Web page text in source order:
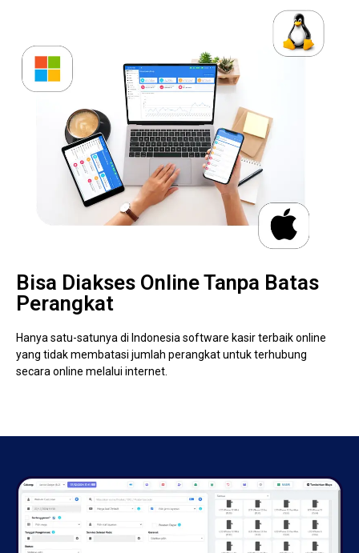
Bisa Diakses Online Tanpa Batas
Perangkat
Hanya satu-satunya di Indonesia software kasir terbaik online
yang tidak membatasi jumlah perangkat untuk terhubung
secara online melalui internet.